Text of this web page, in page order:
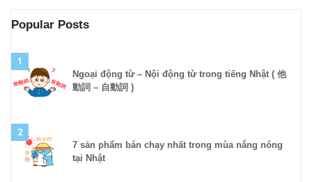
Popular Posts
1
Ngoại động từ – Nội động từ trong tiếng Nhật ( 他
動詞 – 自動詞 )
2
7 sản phẩm bán chạy nhất trong mùa nắng nóng
tại Nhật